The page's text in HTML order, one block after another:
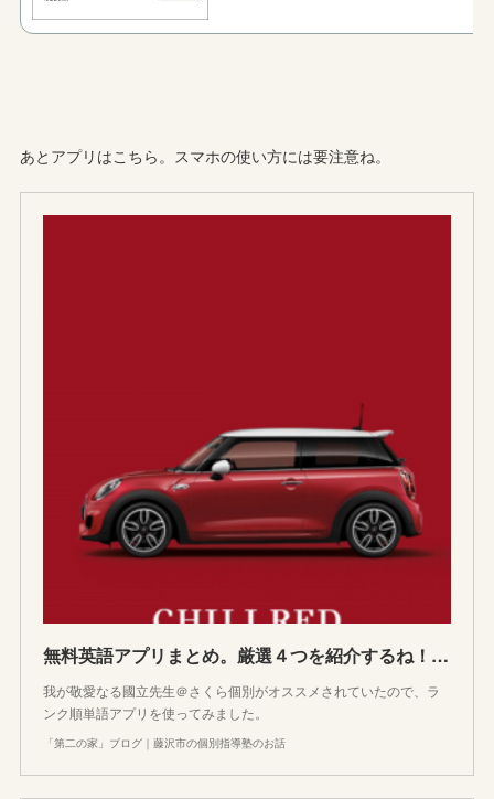
あとアプリはこちら。スマホの使い方には要注意ね。
無料英語アプリまとめ。厳選４つを紹介するね！【面白アプリ・教材コーナー】
我が敬愛なる國立先生＠さくら個別がオススメされていたので、ラ
ンク順単語アプリを使ってみました。
「第二の家」ブログ｜藤沢市の個別指導塾のお話